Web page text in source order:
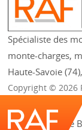
Spécialiste des
monte-charges,
Haute-Savoie
Copyright © 2026
209 rue Aristide